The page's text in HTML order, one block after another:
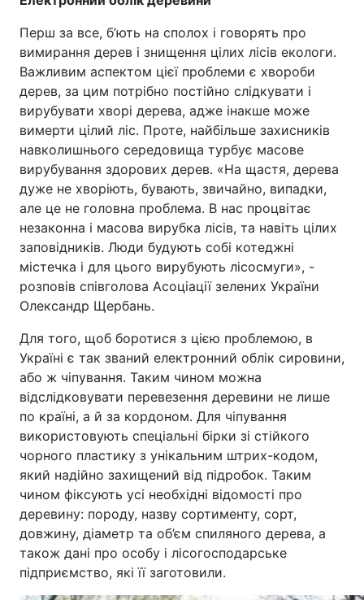
Перш за все, б’ють на сполох і говорять про
вимирання дерев і знищення цілих лісів екологи.
Важливим аспектом цієї проблеми є хвороби
дерев, за цим потрібно постійно слідкувати і
вирубувати хворі дерева, адже інакше може
вимерти цілий ліс. Проте, найбільше захисників
навколишнього середовища турбує масове
вирубування здорових дерев. «На щастя, дерева
дуже не хворіють, бувають, звичайно, випадки,
але це не головна проблема. В нас процвітає
незаконна і масова вирубка лісів, та навіть цілих
заповідників. Люди будують собі котеджні
містечка і для цього вирубують лісосмуги», -
розповів співголова Асоціації зелених України
Олександр Щербань.
Для того, щоб боротися з цією проблемою, в
Україні є так званий електронний облік сировини,
або ж чіпування. Таким чином можна
відслідковувати перевезення деревини не лише
по країні, а й за кордоном. Для чіпування
використовують спеціальні бірки зі стійкого
чорного пластику з унікальним штрих-кодом,
який надійно захищений від підробок. Таким
чином фіксують усі необхідні відомості про
деревину: породу, назву сортименту, сорт,
довжину, діаметр та об’єм спиляного дерева, а
також дані про особу і лісогосподарське
підприємство, які її заготовили.